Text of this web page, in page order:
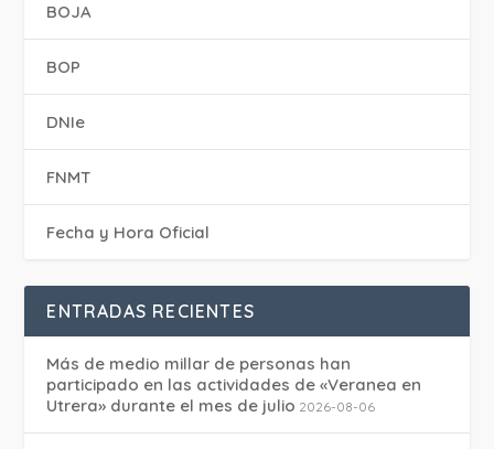
BOJA
BOP
DNIe
FNMT
Fecha y Hora Oficial
ENTRADAS RECIENTES
Más de medio millar de personas han
participado en las actividades de «Veranea en
Utrera» durante el mes de julio 2026-08-06